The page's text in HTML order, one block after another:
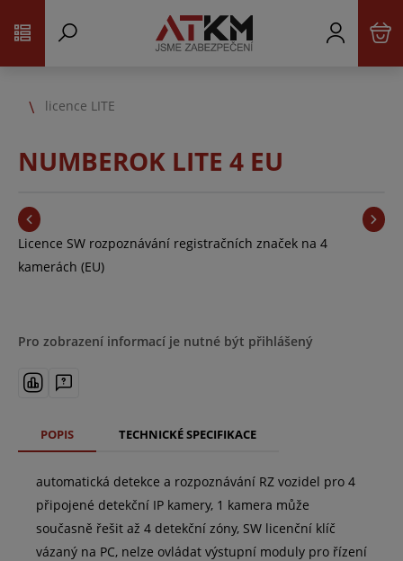
licence LITE
NUMBEROK LITE 4 EU
Licence SW rozpoznávání registračních značek na 4
kamerách (EU)
Pro zobrazení informací je nutné být přihlášený
POPIS TECHNICKÉ SPECIFIKACE
automatická detekce a rozpoznávání RZ vozidel pro 4
připojené detekční IP kamery, 1 kamera může
současně řešit až 4 detekční zóny, SW licenční klíč
vázaný na PC, nelze ovládat výstupní moduly pro řízení